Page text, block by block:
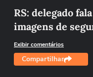
RS: delegado
imagens de
Exibir comentários
Compartilhar